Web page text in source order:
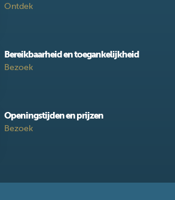
Ontdek
Bereikbaarheid en toegankelijkheid
Bezoek
Openingstijden en prijzen
Bezoek